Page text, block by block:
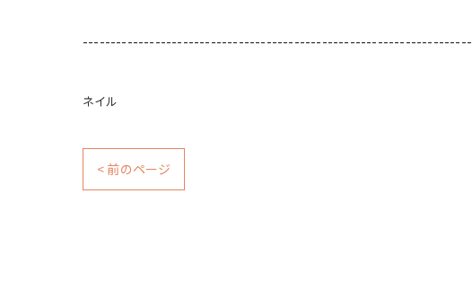
----------------------------------------------------------------------
ネイル
< 前のページ